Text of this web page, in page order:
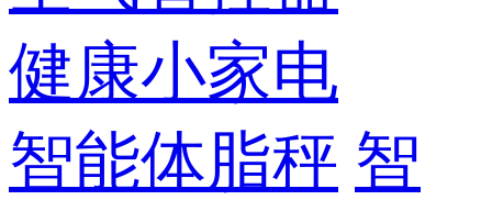
健康小家电
智能体脂秤 智